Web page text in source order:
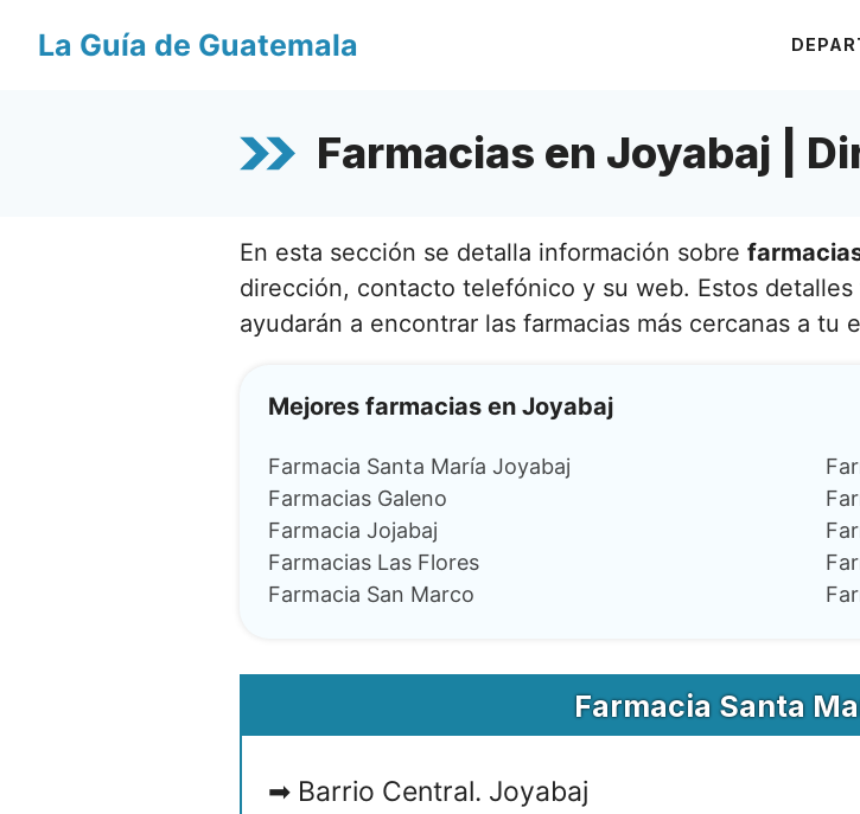
La Guía de Guatemala
Farmacias en Joyabaj |
En esta sección se detalla información sobre
dirección, contacto telefónico y su web. Estos
ayudarán a encontrar las farmacias más cercanas a tu
Mejores farmacias en Joyabaj
Farmacia Santa María Joyabaj
Farmacias Galeno
Farmacia Jojabaj
Farmacias Las Flores
Farmacia San Marco
Farmacia Santa
Barrio Central. Joyabaj